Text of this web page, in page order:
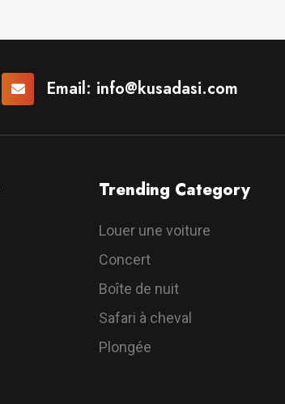
Email: info@kusadasi.com
Trending Category
Louer une voiture
Concert
Boîte de nuit
Safari à cheval
Plongée